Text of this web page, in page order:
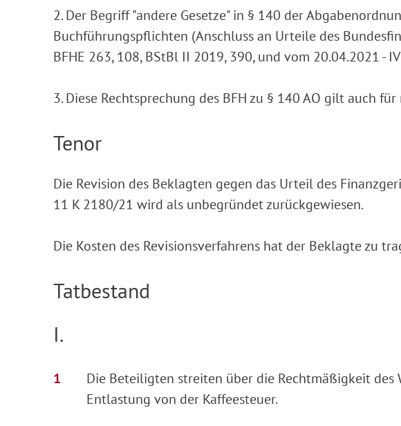
2. Der Begriff "andere Gesetze" in § 140 der
Buchführungspflichten (Anschluss an Urteile des
BFHE 263, 108, BStBl II 2019, 390, und vom 20.04.2021 -
3. Diese Rechtsprechung des BFH zu § 140 AO gilt auch
Tenor
Die Revision des Beklagten gegen das Urteil des
11 K 2180/21 wird als unbegründet zurückgewiesen.
Die Kosten des Revisionsverfahrens hat der Beklagte zu
Tatbestand
I.
Die Beteiligten streiten über die Rechtmäßigkeit des
Entlastung von der Kaffeesteuer.